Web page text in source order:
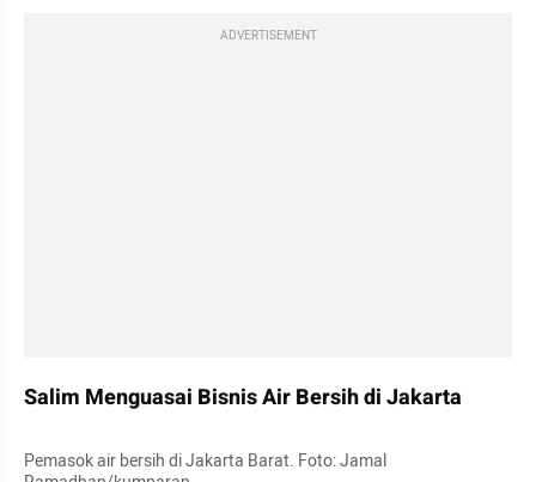
ADVERTISEMENT
Salim Menguasai Bisnis Air Bersih di Jakarta
Pemasok air bersih di Jakarta Barat. Foto: Jamal